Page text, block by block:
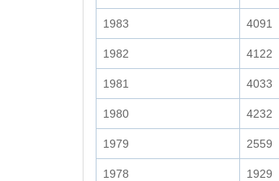
1983 4091
1982 4122
1981 4033
1980 4232
1979 2559
1978 1929